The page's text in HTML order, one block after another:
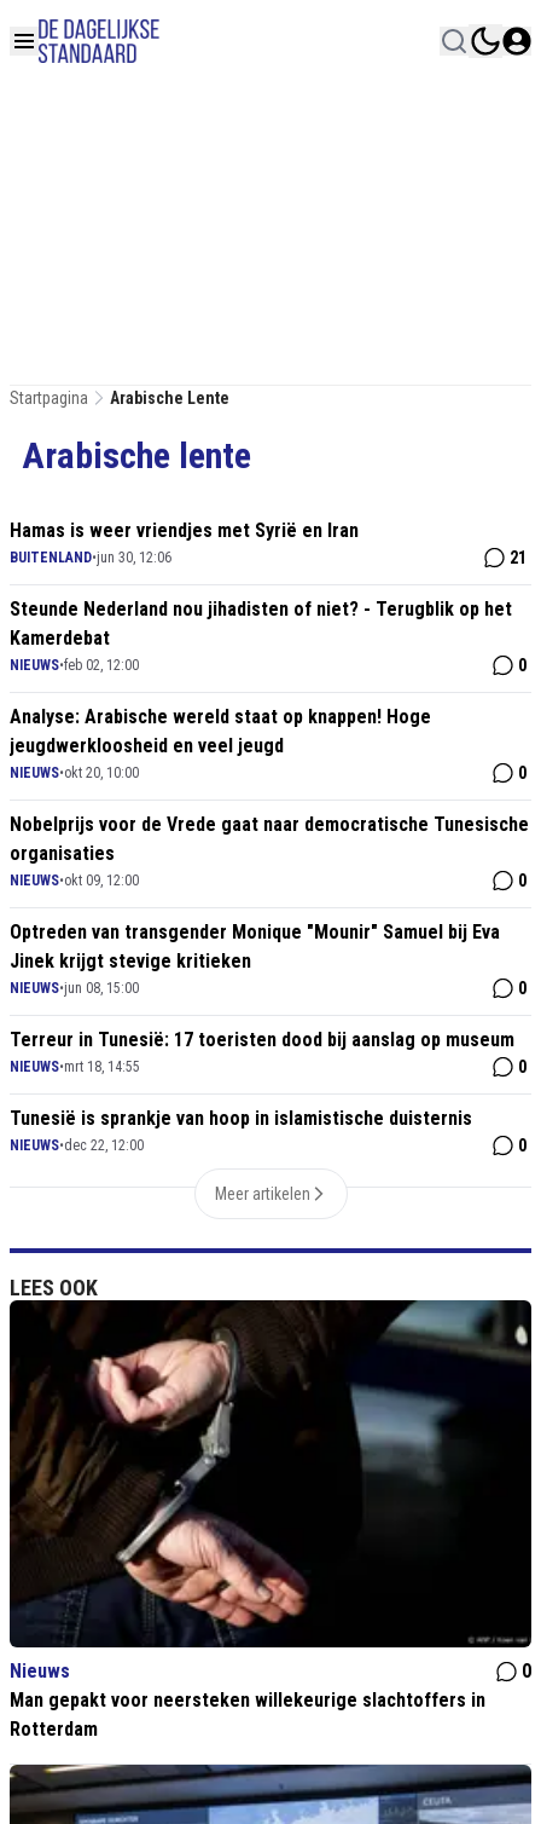
Startpagina Arabische Lente
Arabische lente
Hamas is weer vriendjes met Syrië en Iran
BUITENLAND•jun 30, 12:06 21
Steunde Nederland nou jihadisten of niet? - Terugblik op het
Kamerdebat
NIEUWS•feb 02, 12:00 0
Analyse: Arabische wereld staat op knappen! Hoge
jeugdwerkloosheid en veel jeugd
NIEUWS•okt 20, 10:00 0
Nobelprijs voor de Vrede gaat naar democratische Tunesische
organisaties
NIEUWS•okt 09, 12:00 0
Optreden van transgender Monique "Mounir" Samuel bij Eva
Jinek krijgt stevige kritieken
NIEUWS•jun 08, 15:00 0
Terreur in Tunesië: 17 toeristen dood bij aanslag op museum
NIEUWS•mrt 18, 14:55 0
Tunesië is sprankje van hoop in islamistische duisternis
NIEUWS•dec 22, 12:00 0
Meer artikelen
LEES OOK
Nieuws
0
Man gepakt voor neersteken willekeurige slachtoffers in
Rotterdam